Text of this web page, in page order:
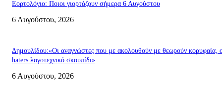
Εορτολόγιο: Ποιοι γιορτάζουν σήμερα 6 Αυγούστου
6 Αυγούστου, 2026
Δημουλίδου:«Οι αναγνώστες που με ακολουθούν με θεωρούν κορυφαία,
haters λογοτεχνικό σκουπίδι»
6 Αυγούστου, 2026